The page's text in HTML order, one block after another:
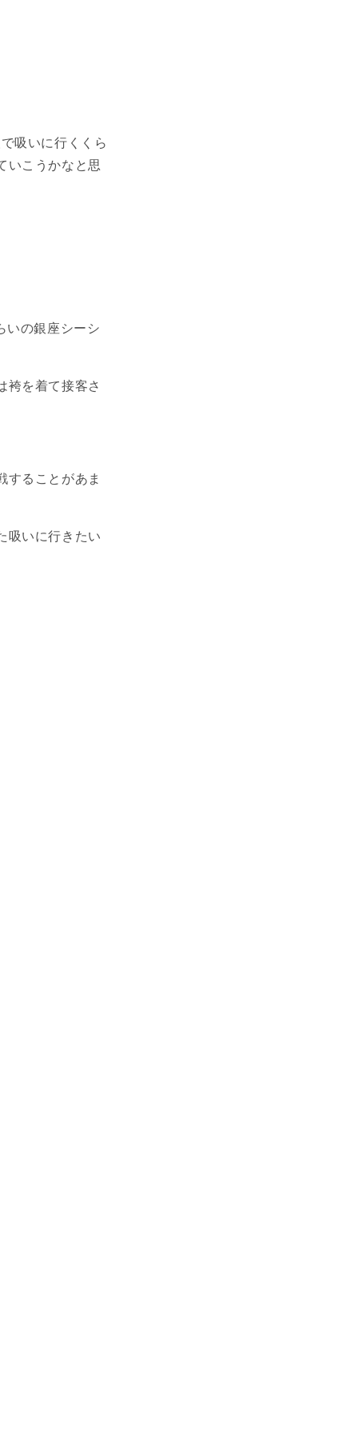
吸いに行くくら
いこうかなと思
いの銀座シーシ
袴を着て接客さ
することがあま
吸いに行きたい